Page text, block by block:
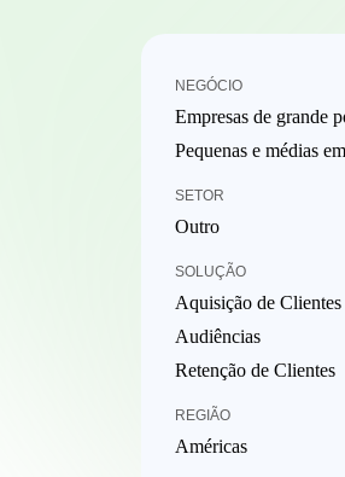
NEGÓCIO
Empresas de grande
Pequenas e médias
SETOR
Outro
SOLUÇÃO
Aquisição de Clientes
Audiências
Retenção de Clientes
REGIÃO
Américas